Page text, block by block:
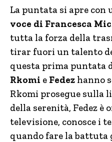
La puntata si apre con
voce di Francesca
tutta la forza della
tirar fuori un talento
questa prima puntata
Rkomi e Fedez hanno
Rkomi prosegue sulla
della serenità, Fedez è
televisione, conosce i
quando fare la battuta